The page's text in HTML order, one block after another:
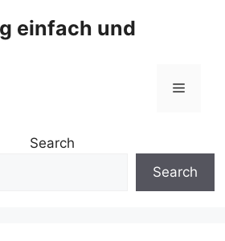
einfach und
Menü
Search
Search